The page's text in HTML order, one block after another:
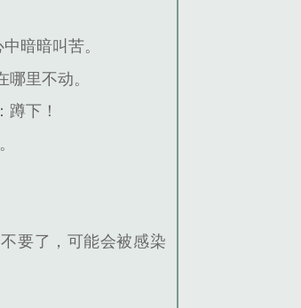
暗暗叫苦。
里不动。
下！
要了，可能会被感染